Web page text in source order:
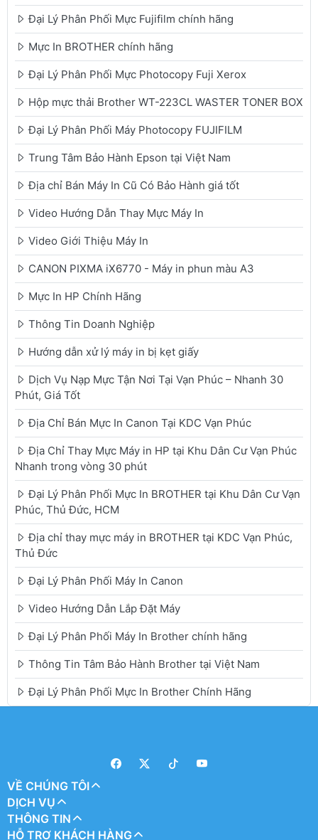
Đại Lý Phân Phối Mực Fujifilm chính hãng
Mực In BROTHER chính hãng
Đại Lý Phân Phối Mực Photocopy Fuji Xerox
Hộp mực thải Brother WT-223CL WASTER TONER BOX
Đại Lý Phân Phối Máy Photocopy FUJIFILM
Trung Tâm Bảo Hành Epson tại Việt Nam
Địa chỉ Bán Máy In Cũ Có Bảo Hành giá tốt
Video Hướng Dẫn Thay Mực Máy In
Video Giới Thiệu Máy In
CANON PIXMA iX6770 - Máy in phun màu A3
Mực In HP Chính Hãng
Thông Tin Doanh Nghiệp
Hướng dẫn xử lý máy in bị kẹt giấy
Dịch Vụ Nạp Mực Tận Nơi Tại Vạn Phúc – Nhanh 30
Phút, Giá Tốt
Địa Chỉ Bán Mực In Canon Tại KDC Vạn Phúc
Địa Chỉ Thay Mực Máy in HP tại Khu Dân Cư Vạn Phúc
Nhanh trong vòng 30 phút
Đại Lý Phân Phối Mực In BROTHER tại Khu Dân Cư Vạn
Phúc, Thủ Đức, HCM
Địa chỉ thay mực máy in BROTHER tại KDC Vạn Phúc,
Thủ Đức
Đại Lý Phân Phối Máy In Canon
Video Hướng Dẫn Lắp Đặt Máy
Đại Lý Phân Phối Máy In Brother chính hãng
Thông Tin Tâm Bảo Hành Brother tại Việt Nam
Đại Lý Phân Phối Mực In Brother Chính Hãng
VỀ CHÚNG TÔI
DỊCH VỤ
THÔNG TIN
HỖ TRỢ KHÁCH HÀNG